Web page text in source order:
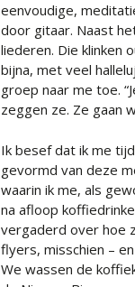
eenvoudige,
door gitaar. Naast
liederen. Die klinken
bijna, met veel
groep naar me toe.
zeggen ze. Ze gaan
Ik besef dat ik me
gevormd van deze
waarin ik me, als
na afloop
vergaderd over hoe
flyers, misschien –
We wassen de